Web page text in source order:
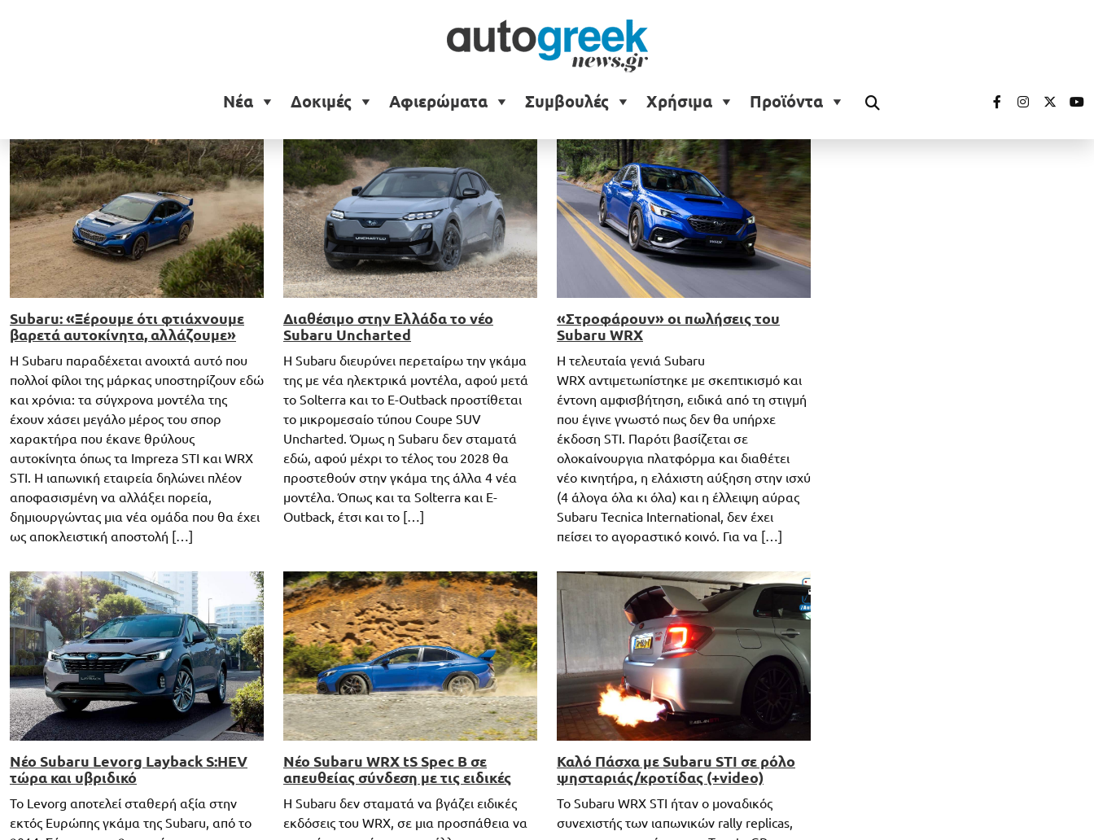
Νέα Δοκιμές Αφιερώματα Συμβουλές Χρήσιμα Προϊόντα
Subaru
Subaru: «Ξέρουμε ότι φτιάχνουμε
βαρετά αυτοκίνητα, αλλάζουμε»
Η Subaru παραδέχεται ανοιχτά αυτό που
πολλοί φίλοι της μάρκας υποστηρίζουν εδώ
και χρόνια: τα σύγχρονα μοντέλα της
έχουν χάσει μεγάλο μέρος του σπορ
χαρακτήρα που έκανε θρύλους
αυτοκίνητα όπως τα Impreza STI και WRX
STI. Η ιαπωνική εταιρεία δηλώνει πλέον
αποφασισμένη να αλλάξει πορεία,
δημιουργώντας μια νέα ομάδα που θα έχει
ως αποκλειστική αποστολή […]
Διαθέσιμο στην Ελλάδα το νέο
Subaru Uncharted
H Subaru διευρύνει περεταίρω την γκάμα
της με νέα ηλεκτρικά μοντέλα, αφού μετά
το Solterra και το E-Outback προστίθεται
το μικρομεσαίο τύπου Coupe SUV
Uncharted. Όμως η Subaru δεν σταματά
εδώ, αφού μέχρι το τέλος του 2028 θα
προστεθούν στην γκάμα της άλλα 4 νέα
μοντέλα. Όπως και τα Solterra και E-
Outback, έτσι και το […]
«Στροφάρουν» οι πωλήσεις του
Subaru WRX
Η τελευταία γενιά Subaru
WRX αντιμετωπίστηκε με σκεπτικισμό και
έντονη αμφισβήτηση, ειδικά από τη στιγμή
που έγινε γνωστό πως δεν θα υπήρχε
έκδοση STI. Παρότι βασίζεται σε
ολοκαίνουργια πλατφόρμα και διαθέτει
νέο κινητήρα, η ελάχιστη αύξηση στην ισχύ
(4 άλογα όλα κι όλα) και η έλλειψη αύρας
Subaru Tecnica International, δεν έχει
πείσει το αγοραστικό κοινό. Για να […]
Νέο Subaru Levorg Layback S:HEV
τώρα και υβριδικό
Το Levorg αποτελεί σταθερή αξία στην
εκτός Ευρώπης γκάμα της Subaru, από το
Νέο Subaru WRX tS Spec B σε
απευθείας σύνδεση με τις ειδικές
Η Subaru δεν σταματά να βγάζει ειδικές
εκδόσεις του WRX, σε μια προσπάθεια να
Καλό Πάσχα με Subaru STI σε ρόλο
ψησταριάς/κροτίδας (+video)
Το Subaru WRX STI ήταν ο μοναδικός
συνεχιστής των ιαπωνικών rally replicas,